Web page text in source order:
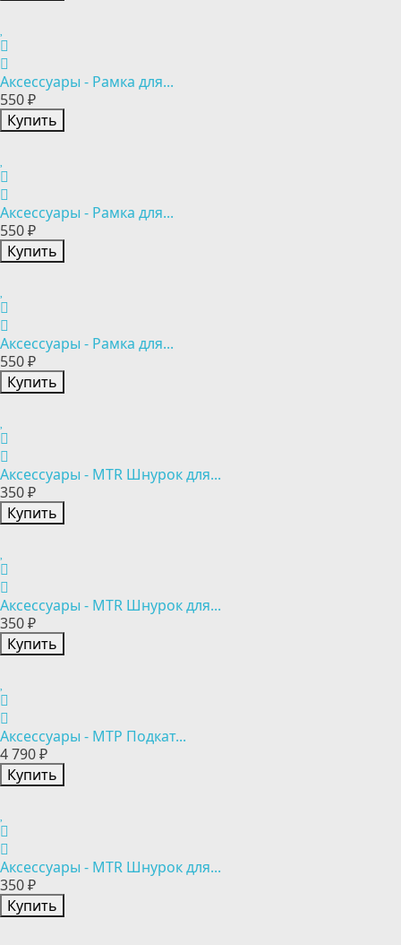
Аксессуары - Рамка для...
550 ₽
Купить
Аксессуары - Рамка для...
550 ₽
Купить
Аксессуары - Рамка для...
550 ₽
Купить
Аксессуары - MTR Шнурок для...
350 ₽
Купить
Аксессуары - MTR Шнурок для...
350 ₽
Купить
Аксессуары - MTP Подкат...
4 790 ₽
Купить
Аксессуары - MTR Шнурок для...
350 ₽
Купить